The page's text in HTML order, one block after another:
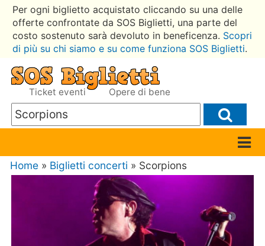
Per ogni biglietto acquistato cliccando su una delle
offerte confrontate da SOS Biglietti, una parte del
costo sostenuto sarà devoluto in beneficenza. Scopri
di più su chi siamo e su come funziona SOS Biglietti.
Ticket eventi Opere di bene
Home » Biglietti concerti » Scorpions